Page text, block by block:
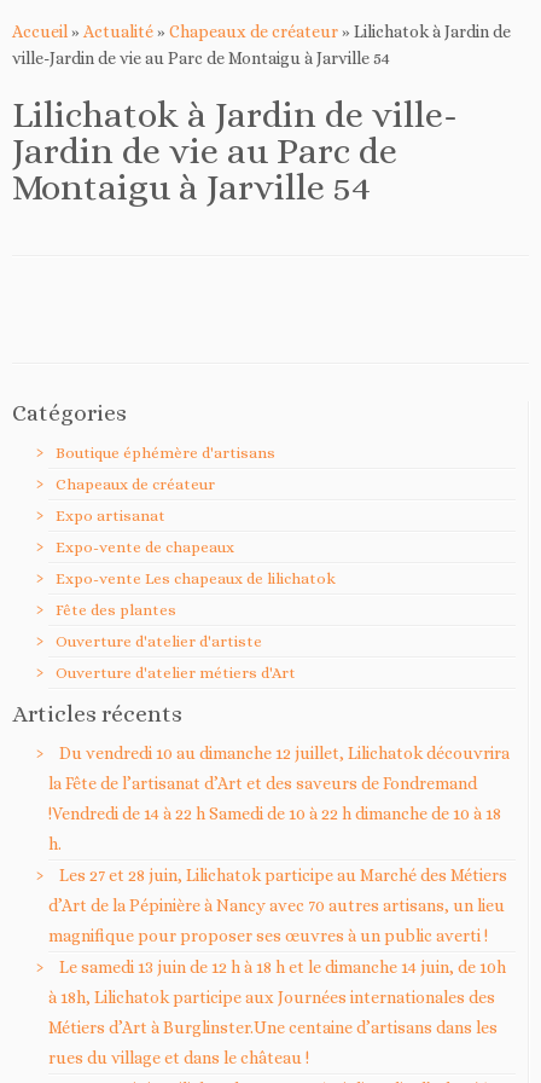
Accueil » Actualité» Chapeaux de créateur» Lilichatok à Jardin de
ville-Jardin de vie au Parc de Montaigu à Jarville 54
Lilichatok à Jardin de ville-
Jardin de vie au Parc de
Montaigu à Jarville 54
Catégories
Boutique éphémère d'artisans
Chapeaux de créateur
Expo artisanat
Expo-vente de chapeaux
Expo-vente Les chapeaux de lilichatok
Fête des plantes
Ouverture d'atelier d'artiste
Ouverture d'atelier métiers d'Art
Articles récents
Du vendredi 10 au dimanche 12 juillet, Lilichatok découvrira
la Fête de l’artisanat d’Art et des saveurs de Fondremand
!Vendredi de 14 à 22 h Samedi de 10 à 22 h dimanche de 10 à 18
h.
Les 27 et 28 juin, Lilichatok participe au Marché des Métiers
d’Art de la Pépinière à Nancy avec 70 autres artisans, un lieu
magnifique pour proposer ses œuvres à un public averti !
Le samedi 13 juin de 12 h à 18 h et le dimanche 14 juin, de 10h
à 18h, Lilichatok participe aux Journées internationales des
Métiers d’Art à Burglinster.Une centaine d’artisans dans les
rues du village et dans le château !